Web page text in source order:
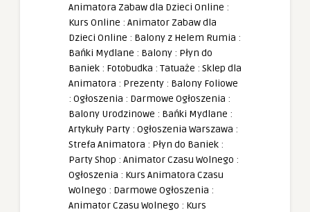
Animatora Zabaw dla Dzieci Online :
Kurs Online : Animator Zabaw dla
Dzieci Online : Balony z Helem Rumia :
Bańki Mydlane : Balony : Płyn do
Baniek : Fotobudka : Tatuaże : Sklep dla
Animatora : Prezenty : Balony Foliowe
: Ogłoszenia : Darmowe Ogłoszenia :
Balony Urodzinowe : Bańki Mydlane :
Artykuły Party : Ogłoszenia Warszawa :
Strefa Animatora : Płyn do Baniek :
Party Shop : Animator Czasu Wolnego :
Ogłoszenia : Kurs Animatora Czasu
Wolnego : Darmowe Ogłoszenia :
Animator Czasu Wolnego : Kurs